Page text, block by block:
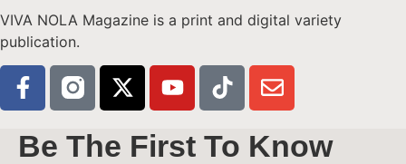
VIVA NOLA Magazine is a print and digital variety
publication.
Be The First To Know